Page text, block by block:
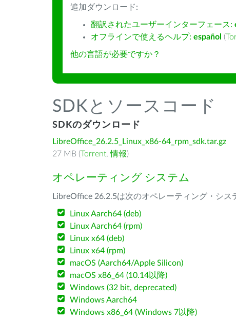
追加ダウンロード:
翻訳されたユーザーインターフェース:
オフラインで使えるヘルプ: español (
他の言語が必要ですか？
SDKとソースコード
SDKのダウンロード
LibreOffice_26.2.5_Linux_x86-64_rpm_sdk.tar.gz
27 MB (Torrent,情報)
オペレーティング システム
LibreOffice 26.2.5は次のオペレーティング・シス
Linux Aarch64 (deb)
Linux Aarch64 (rpm)
Linux x64 (deb)
Linux x64 (rpm)
macOS (Aarch64/Apple Silicon)
macOS x86_64 (10.14以降)
Windows (32 bit, deprecated)
Windows Aarch64
Windows x86_64 (Windows 7以降)